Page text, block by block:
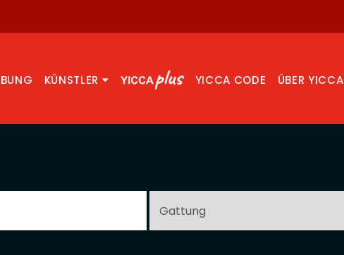
KÜNSTLER YICCA CODE ÜBER YICCA